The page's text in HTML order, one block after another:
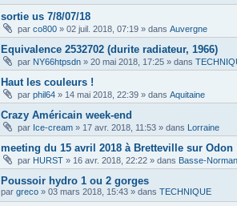
sortie us 7/8/07/18
par co800 » 02 juil. 2018, 07:19 » dans Auvergne
Equivalence 2532702 (durite radiateur, 1966)
par NY66htpsdn » 20 mai 2018, 17:25 » dans
Haut les couleurs !
par phil64 » 14 mai 2018, 22:39 » dans Aquitaine
Crazy Américain week-end
par Ice-cream » 17 avr. 2018, 11:53 » dans Lorraine
meeting du 15 avril 2018 à Bretteville sur Odon
par HURST » 16 avr. 2018, 22:22 » dans Basse-
Poussoir hydro 1 ou 2 gorges
par greco » 03 mars 2018, 15:43 » dans TECHNIQUE